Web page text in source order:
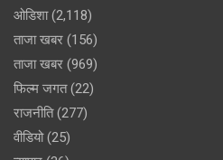
ओडिशा(2,118)
ताजा खबर (156)
ताजा खबर (969)
फिल्म जगत(22)
राजनीति(277)
वीडियो(25)